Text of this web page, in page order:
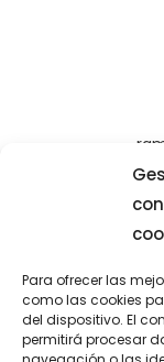
Para ofrecer las
como las cookies
del dispositivo. El
permitirá procesar